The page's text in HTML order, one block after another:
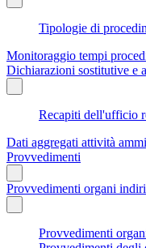
Tipologie di
Monitoraggio tempi
Dichiarazioni sostitutive e
Recapiti dell'ufficio
Dati aggregati attività
Provvedimenti
Provvedimenti organi
Provvedimenti